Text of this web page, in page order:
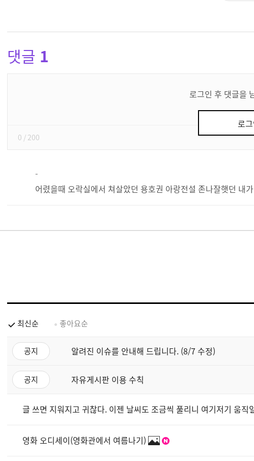
댓글 1
로그인 후 댓글을
로
0 / 200
-
어렸을때 오락실에서 쳐살았던 용호권 아랑전설 존나잘햇던 내
최신순 좋아요순
공지 알려진 이슈를 안내해 드립니다. (8/7 수정)
공지 자유게시판 이용 수칙
글 쓰면 지워지고 귀찮다. 이젠 날씨도 조금씩 풀리니 여기저기 움직
영화 오디세이(영화관에서 여름나기)